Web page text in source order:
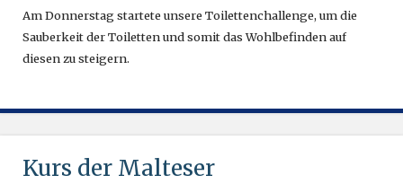
Am Donnerstag startete unsere Toilettenchallenge, um die
Sauberkeit der Toiletten und somit das Wohlbefinden auf
diesen zu steigern.
Kurs der Malteser